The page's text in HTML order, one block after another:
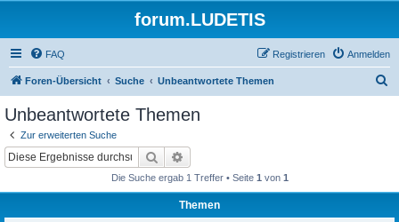
forum.LUDETIS
FAQ Anmelden
Registrieren
Foren-Übersicht Suche Unbeantwortete Themen
Unbeantwortete Themen
Zur erweiterten Suche
Suche
Die Suche ergab 1 Treffer • Seite 1 von 1
Themen